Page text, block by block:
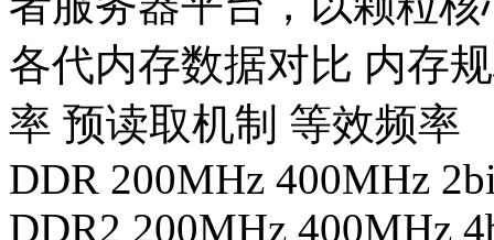
各代内存数据对比 内存
率 预读取机制 等效频率
DDR 200MHz 400MHz
DDR2 200MHz 400MHz